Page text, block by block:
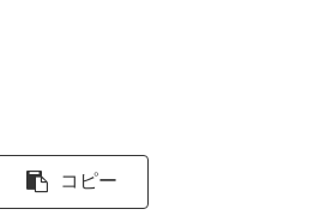
コピー